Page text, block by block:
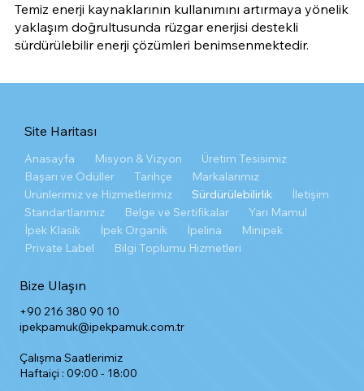
Temiz enerji kaynaklarının kullanımını artırmaya yönelik
yaklaşım doğrultusunda rüzgar enerjisi destekli
sürdürülebilir enerji çözümleri benimsenmektedir.
Bize Ulaşın
+90 216 380 90 10
ipekpamuk@ipekpamuk.com.tr
Çalışma Saatlerimiz
Haftaiçi : 09:00 - 18:00
Site Haritası
Anasayfa Misyon & Vizyon
Üretim Tesisimiz
Başarı ve Ödüller
Tarihçe
Markalarımız
Ürünlerimiz ve Hizmetlerimiz
Sürdürülebilirlik
İletişim
Standartlarımız
Belge ve Sertifikalar
Yarı Mamul
İpek Klasik
İpek Organik İpelina
Minipek
Private Label
Bilgi Toplumu Hizmetleri